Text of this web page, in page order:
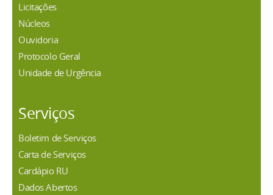
Licitações
Núcleos
Ouvidoria
Protocolo Geral
Unidade de Urgência
Serviços
Boletim de Serviços
Carta de Serviços
Cardápio RU
Dados Abertos